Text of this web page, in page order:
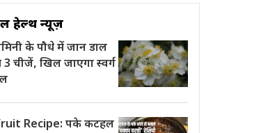
हेल्थ न्यूज़
के पौधे में जान डाल
3 चीजें, खिल जाएगा स्वर्ग
Recipe: पके कटहल